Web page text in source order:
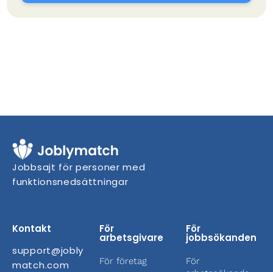
Jobbsajt för personer med
funktionsnedsättningar
Kontakt
support@jobly
match.com
För
arbetsgivare
För företag
För
jobbsökanden
För